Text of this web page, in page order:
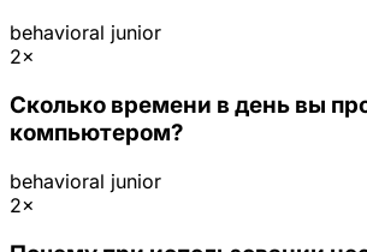
behavioral junior
2×
Сколько времени в день вы
компьютером?
behavioral junior
2×